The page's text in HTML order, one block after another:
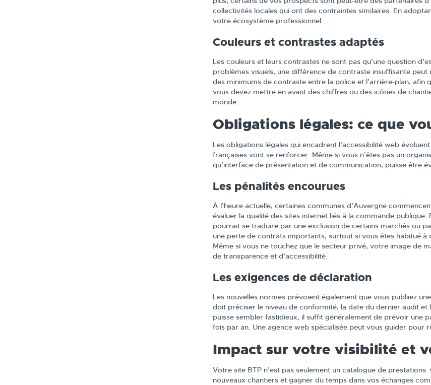
collectivités locales qui ont des contraintes similaires. En
votre écosystème professionnel.
Couleurs et contrastes adaptés
Les couleurs et leurs contrastes ne sont pas qu’une question
problèmes visuels, une différence de contraste insuffisante
des minimums de contraste entre la police et l’arrière-plan, afin
vous devez mettre en avant des chiffres ou des icônes de
monde.
Obligations légales: ce que
Les obligations légales qui encadrent l’accessibilité web
françaises vont se renforcer. Même si vous n’êtes pas un
qu’interface de présentation et de communication, puisse être
Les pénalités encourues
À l’heure actuelle, certaines communes d’Auvergne
évaluer la qualité des sites internet liés à la commande
pourrait se traduire par une exclusion de certains marchés ou
une perte de contrats importants, surtout si vous êtes habitué
Même si vous ne touchez que le secteur privé, votre image de
de transparence et d’accessibilité.
Les exigences de déclaration
Les nouvelles normes prévoient également que vous publiiez
doit préciser le niveau de conformité, la date du dernier audit et
puisse sembler fastidieux, il suffit généralement de prévoir une
fois par an. Une agence web spécialisée peut vous guider pour
Impact sur votre visibilité et
Votre site BTP n’est pas seulement un catalogue de
nouveaux chantiers et gagner du temps dans vos échanges